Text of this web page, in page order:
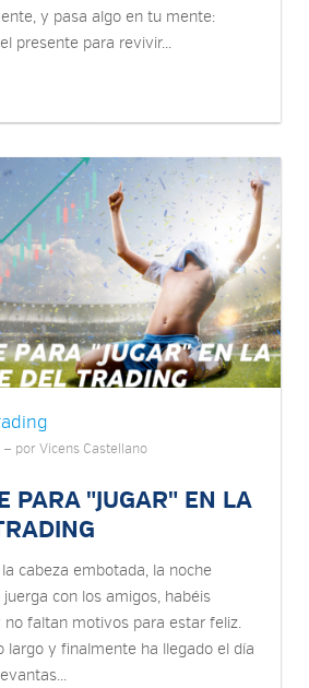
y pasa algo en tu mente:
presente para revivir...
por Vicens Castellano
PARA "JUGAR" EN LA
cabeza embotada, la noche
con los amigos, habéis
no faltan motivos para estar feliz.
largo y finalmente ha llegado el día